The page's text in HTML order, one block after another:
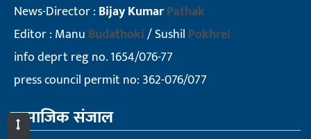
News-Director : Bijay KumarPathak
Editor : Manu Budathoki/ Sushil Pokhrel
info deprt reg no. 1654/076-77
press council permit no: 362-076/077
सामाजिक संजाल